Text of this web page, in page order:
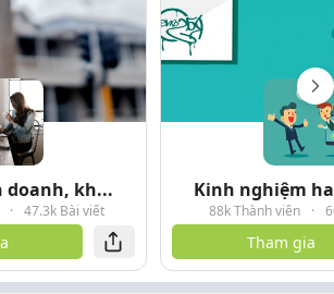
kh...
· 47.3k Bài viết
Kinh nghiệm
88k Thành viên ·
Tham gia